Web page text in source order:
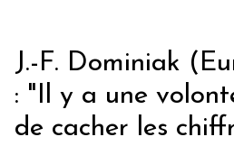
J.-F. Dominiak
: "Il y a une
de cacher les